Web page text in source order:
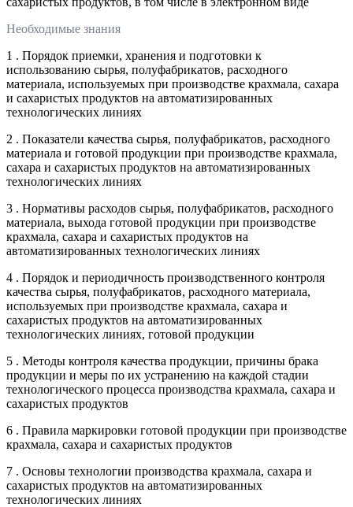
Необходимые знания
1 . Порядок приемки, хранения и подготовки к
использованию сырья, полуфабрикатов, расходного
материала, используемых при производстве крахмала, сахара
и сахаристых продуктов на автоматизированных
технологических линиях
2 . Показатели качества сырья, полуфабрикатов, расходного
материала и готовой продукции при производстве крахмала,
сахара и сахаристых продуктов на автоматизированных
технологических линиях
3 . Нормативы расходов сырья, полуфабрикатов, расходного
материала, выхода готовой продукции при производстве
крахмала, сахара и сахаристых продуктов на
автоматизированных технологических линиях
4 . Порядок и периодичность производственного контроля
качества сырья, полуфабрикатов, расходного материала,
используемых при производстве крахмала, сахара и
сахаристых продуктов на автоматизированных
технологических линиях, готовой продукции
5 . Методы контроля качества продукции, причины брака
продукции и меры по их устранению на каждой стадии
технологического процесса производства крахмала, сахара и
сахаристых продуктов
6 . Правила маркировки готовой продукции при производстве
крахмала, сахара и сахаристых продуктов
7 . Основы технологии производства крахмала, сахара и
сахаристых продуктов на автоматизированных
технологических линиях